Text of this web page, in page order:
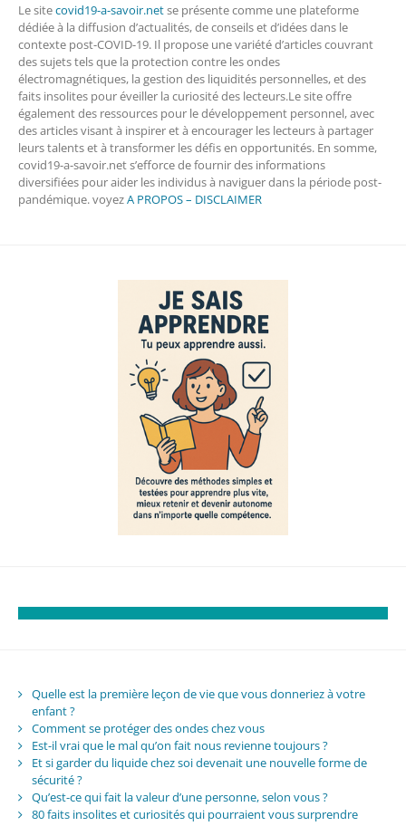
Le sitecovid19-a-savoir.netse présente comme une plateforme
dédiée à la diffusion d’actualités, de conseils et d’idées dans le
contexte post-COVID-19. Il propose une variété d’articles couvrant
des sujets tels que la protection contre les ondes
électromagnétiques, la gestion des liquidités personnelles, et des
faits insolites pour éveiller la curiosité des lecteurs.Le site offre
également des ressources pour le développement personnel, avec
des articles visant à inspirer et à encourager les lecteurs à partager
leurs talents et à transformer les défis en opportunités. En somme,
covid19-a-savoir.net s’efforce de fournir des informations
diversifiées pour aider les individus à naviguer dans la période post-
pandémique. voyezA PROPOS – DISCLAIMER
Quelle est la première leçon de vie que vous donneriez à votre
enfant ?
Comment se protéger des ondes chez vous
Est-il vrai que le mal qu’on fait nous revienne toujours ?
Et si garder du liquide chez soi devenait une nouvelle forme de
sécurité ?
Qu’est-ce qui fait la valeur d’une personne, selon vous ?
80 faits insolites et curiosités qui pourraient vous surprendre